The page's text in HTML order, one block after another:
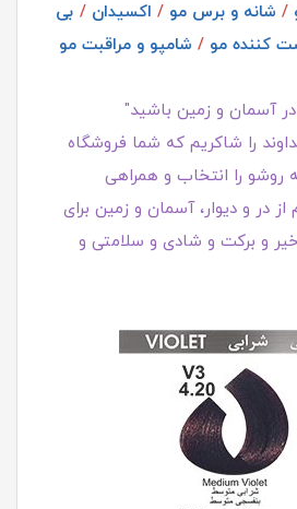
/ شانه و برس مو / اکسیدان / بی
کننده مو / شامپو و مراقبت مو
آسمان و زمین باشید"
را شاکریم که شما فروشگاه
روشو را انتخاب و همراهی
از در و دیوار، آسمان و زمین برای
خیر و برکت و شادی و سلامتی و